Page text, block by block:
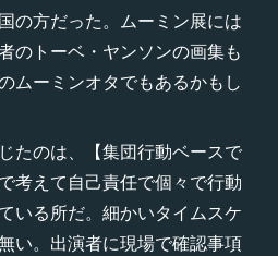
の方だった。ムーミン展には
のトーベ・ヤンソンの画集も
ムーミンオタでもあるかもし
たのは、【集団行動ベースで
考えて自己責任で個々で行動
いる所だ。細かいタイムスケ
い。出演者に現場で確認事項